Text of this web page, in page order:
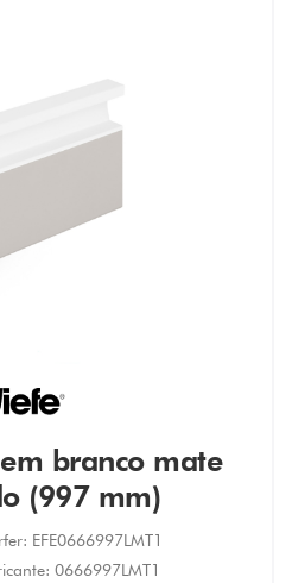
branco mate
(997 mm)
EFE0666997LMT1
0666997LMT1